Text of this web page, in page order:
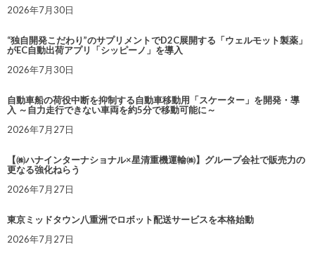
2026年7月30日
“独自開発こだわり”のサプリメントでD2C展開する「ウェルモット製薬」
がEC自動出荷アプリ「シッピーノ」を導入
2026年7月30日
自動車船の荷役中断を抑制する自動車移動用「スケーター」を開発・導
入 ～自力走行できない車両を約5分で移動可能に～
2026年7月27日
【㈱ハナインターナショナル×星清重機運輸㈱】グループ会社で販売力の
更なる強化ねらう
2026年7月27日
東京ミッドタウン八重洲でロボット配送サービスを本格始動
2026年7月27日